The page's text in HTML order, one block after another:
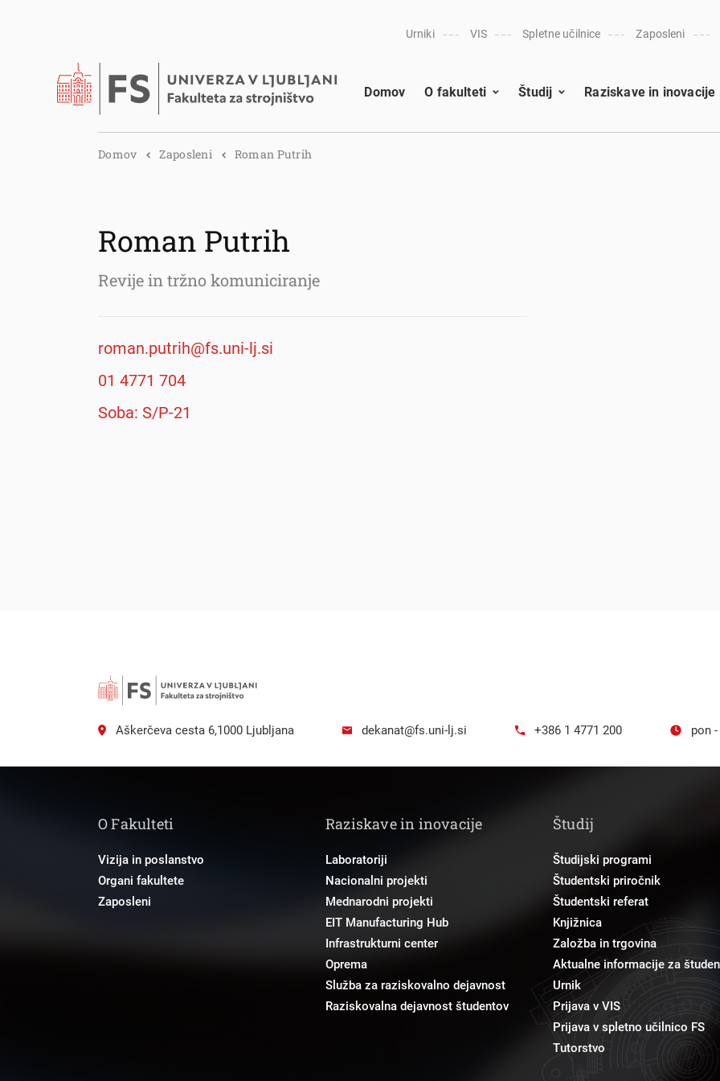
Urniki VIS Spletne učilnice Zaposleni
Domov O fakulteti Študij Raziskave in inovacije
Domov Zaposleni Roman Putrih
Roman Putrih
Revije in tržno komuniciranje
roman.putrih@fs.uni-lj.si
01 4771 704
Soba: S/P-21
Aškerčeva cesta 6,1000 Ljubljana dekanat@fs.uni-lj.si +386 1 4771 200 pon
O Fakulteti
Vizija in poslanstvo
Organi fakultete
Zaposleni
Raziskave in inovacije
Laboratoriji
Nacionalni projekti
Mednarodni projekti
EIT Manufacturing Hub
Infrastrukturni center
Oprema
Služba za raziskovalno dejavnost
Raziskovalna dejavnost študentov
Študij
Študijski programi
Študentski priročnik
Študentski referat
Knjižnica
Založba in trgovina
Aktualne informacije za
Urnik
Prijava v VIS
Prijava v spletno učilnico FS
Tutorstvo